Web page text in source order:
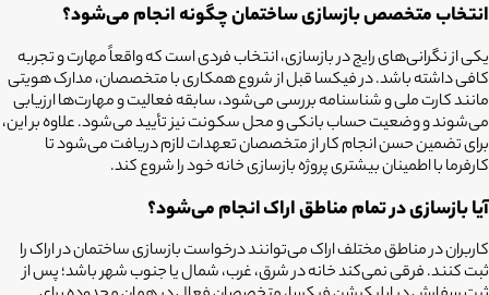
انتخاب متخصص بازسازی ساختمان چگونه انجام می‌شود؟
یکی از نگرانی‌های رایج در بازسازی، انتخاب فردی است که واقعاً مهارت و تجربه
کافی داشته باشد. در فیکسا قبل از شروع همکاری با متخصصان، مدارک هویتی
مانند کارت ملی و شناسنامه بررسی می‌شود، سابقه فعالیت و مهارت‌ها ارزیابی
می‌شوند و وضعیت حساب بانکی و محل سکونت نیز تأیید می‌شود. علاوه بر این،
برای تضمین حسن انجام کار از متخصصان تعهدات لازم دریافت می‌شود تا
کارفرما با اطمینان بیشتری پروژه بازسازی خانه خود را شروع کند.
آیا بازسازی در تمام مناطق اراکانجام می‌شود؟
کاربران در مناطق مختلف اراکمی‌توانند درخواستبازسازی ساختمان در اراکرا
ثبت کنند. فرقی نمی‌کند خانه در شرق، غرب، شمال یا جنوب شهر باشد؛ پس از